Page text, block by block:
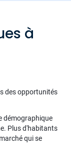
à
des opportunités
démographique
Plus d'habitants
qui se